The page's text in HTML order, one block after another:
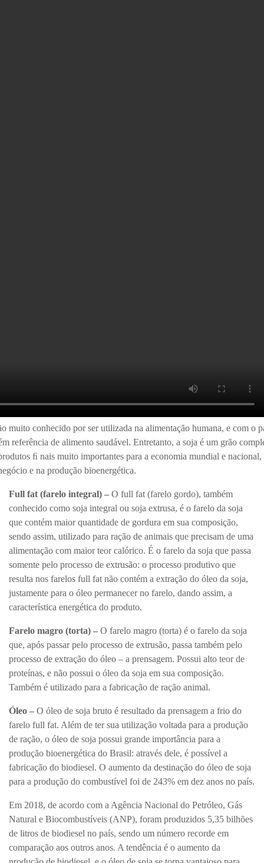
muito conhecido por ser utilizada na alimentação humana, e com o
referência de alimento saudável. Entretanto, a soja é um grão
ﬁ nais muito importantes para a economia mundial e
e na produção bioenergética.
Full fat (farelo integral) – O full fat (farelo gordo), também
conhecido como soja integral ou soja extrusa, é o farelo da soja
que contém maior quantidade de gordura em sua composição,
sendo assim, utilizado para ração de animais que precisam de uma
alimentação com maior teor calórico. É o farelo da soja que passa
somente pelo processo de extrusão: o processo produtivo que
resulta nos farelos full fat não contém a extração do óleo da soja,
justamente para o óleo permanecer no farelo, dando assim, a
característica energética do produto.
Farelo magro (torta) – O farelo magro (torta) é o farelo da soja
que, após passar pelo processo de extrusão, passa também pelo
processo de extração do óleo – a prensagem. Possui alto teor de
proteínas, e não possui o óleo da soja em sua composição.
Também é utilizado para a fabricação de ração animal.
Óleo – O óleo de soja bruto é resultado da prensagem a frio do
farelo full fat. Além de ter sua utilização voltada para a produção
de ração, o óleo de soja possui grande importância para a
produção bioenergética do Brasil: através dele, é possível a
fabricação do biodiesel. O aumento da destinação do óleo de soja
para a produção do combustível foi de 243% em dez anos no país.
Em 2018, de acordo com a Agência Nacional do Petróleo, Gás
Natural e Biocombustíveis (ANP), foram produzidos 5,35 bilhões
de litros de biodiesel no país, sendo um número recorde em
comparação aos outros anos. A tendência é o aumento da